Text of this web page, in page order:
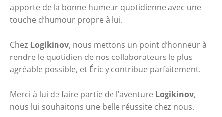
apporte de la bonne humeur quotidienne avec une
touche d’humour propre à lui.
Chez Logikinov, nous mettons un point d’honneur à
rendre le quotidien de nos collaborateurs le plus
agréable possible, et Éric y contribue parfaitement.
Merci à lui de faire partie de l’aventure Logikinov,
nous lui souhaitons une belle réussite chez nous.